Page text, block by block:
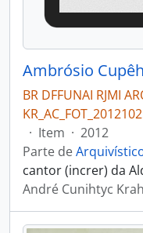
Ambrósio
BR DFFUNAI RJMI
· Item · 2012
Parte de
cantor (increr) da
André Cunihtyc